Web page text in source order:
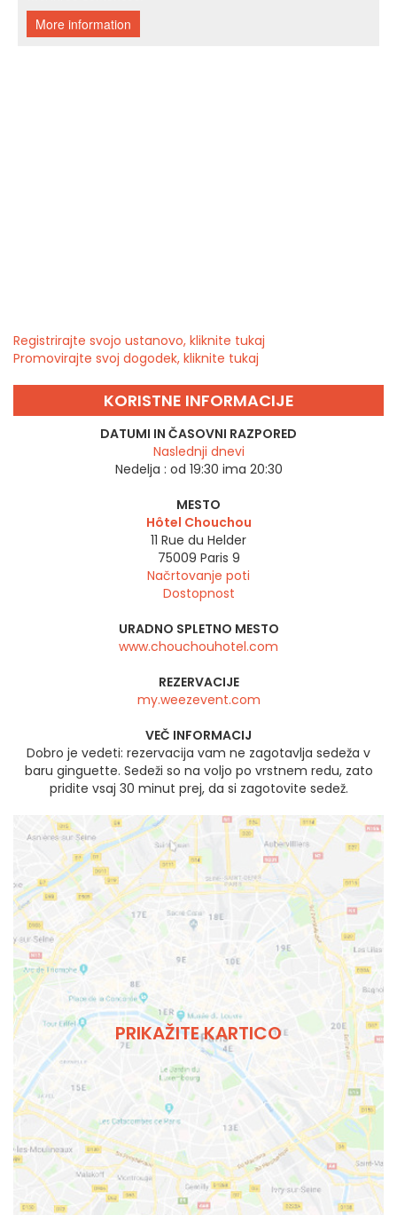
Registrirajte svojo ustanovo, kliknite tukaj
Promovirajte svoj dogodek, kliknite tukaj
KORISTNE INFORMACIJE
DATUMI IN ČASOVNI RAZPORED
Naslednji dnevi
Nedelja : od 19:30 ima 20:30
MESTO
Hôtel Chouchou
11 Rue du Helder
75009 Paris 9
Načrtovanje poti
Dostopnost
URADNO SPLETNO MESTO
www.chouchouhotel.com
REZERVACIJE
my.weezevent.com
VEČ INFORMACIJ
Dobro je vedeti: rezervacija vam ne zagotavlja sedeža v
baru ginguette. Sedeži so na voljo po vrstnem redu, zato
pridite vsaj 30 minut prej, da si zagotovite sedež.
PRIKAŽITE KARTICO